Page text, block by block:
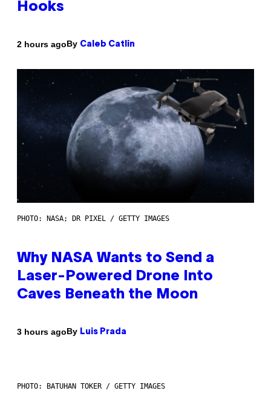
Hooks
2 hours agoBy Caleb Catlin
PHOTO: NASA; DR PIXEL / GETTY IMAGES
Why NASA Wants to Send a
Laser-Powered Drone Into
Caves Beneath the Moon
3 hours agoBy Luis Prada
PHOTO: BATUHAN TOKER / GETTY IMAGES